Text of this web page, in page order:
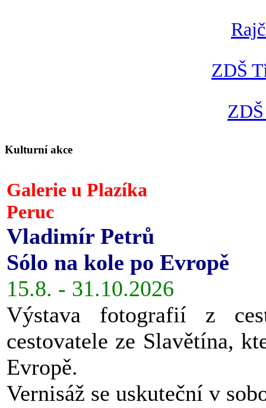
ZDŠ
Kulturní akce
Galerie u Plazíka
Peruc
Vladimír Petrů
Sólo na kole po Evropě
15.8. - 31.10.2026
Výstava fotografií z
cestovatele ze Slavětína,
Evropě.
Vernisáž se uskuteční v